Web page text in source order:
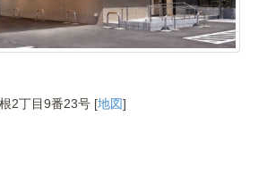
2丁目9番23号 [地図]